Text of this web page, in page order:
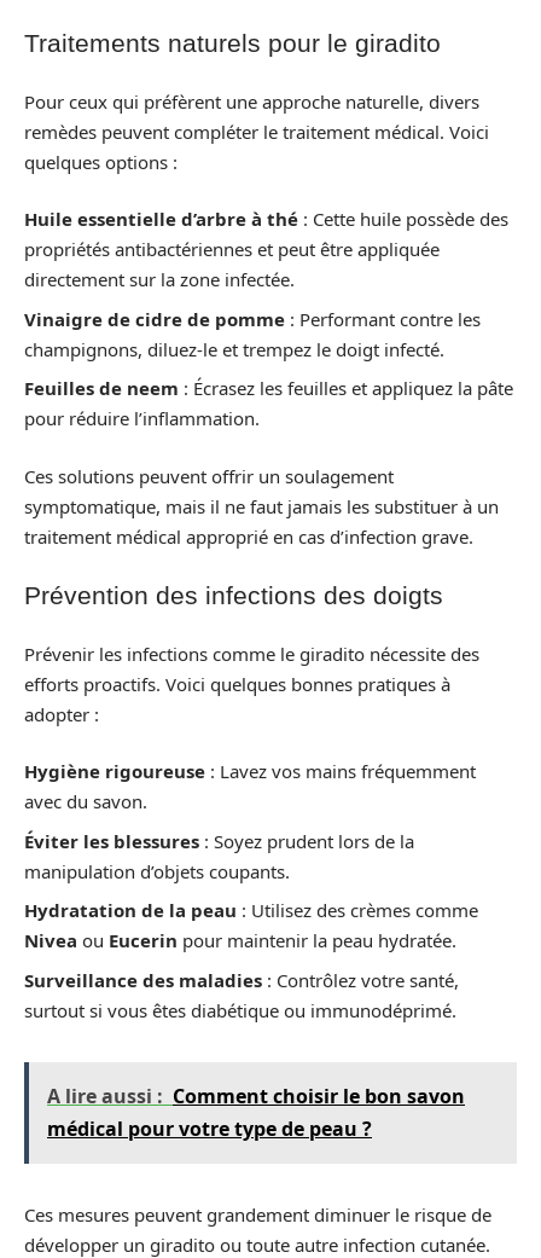
Traitements naturels pour le giradito
Pour ceux qui préfèrent une approche naturelle, divers
remèdes peuvent compléter le traitement médical. Voici
quelques options :
Huile essentielle d’arbre à thé : Cette huile possède des
propriétés antibactériennes et peut être appliquée
directement sur la zone infectée.
Vinaigre de cidre de pomme : Performant contre les
champignons, diluez-le et trempez le doigt infecté.
Feuilles de neem : Écrasez les feuilles et appliquez la pâte
pour réduire l’inflammation.
Ces solutions peuvent offrir un soulagement
symptomatique, mais il ne faut jamais les substituer à un
traitement médical approprié en cas d’infection grave.
Prévention des infections des doigts
Prévenir les infections comme le giradito nécessite des
efforts proactifs. Voici quelques bonnes pratiques à
adopter :
Hygiène rigoureuse : Lavez vos mains fréquemment
avec du savon.
Éviter les blessures : Soyez prudent lors de la
manipulation d’objets coupants.
Hydratation de la peau : Utilisez des crèmes comme
Nivea ou Eucerin pour maintenir la peau hydratée.
Surveillance des maladies : Contrôlez votre santé,
surtout si vous êtes diabétique ou immunodéprimé.
A lire aussi : Comment choisir le bon savon
médical pour votre type de peau ?
Ces mesures peuvent grandement diminuer le risque de
développer un giradito ou toute autre infection cutanée.